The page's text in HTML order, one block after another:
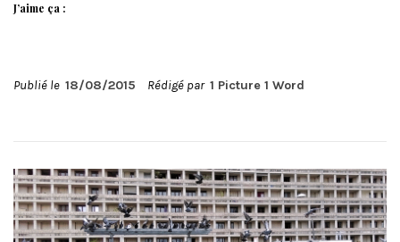
J’aime ça :
Publié le 18/08/2015 Rédigé par 1 Picture 1 Word